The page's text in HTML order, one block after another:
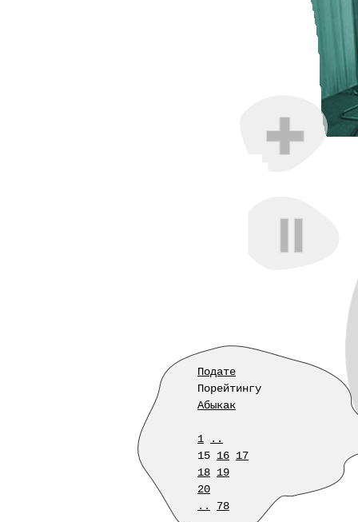
Подате
Порейтингу
Абыкак
1
..
15 16 17
18 19
20
..
78